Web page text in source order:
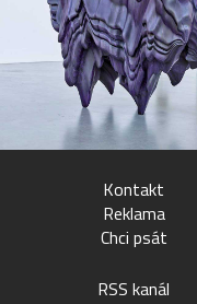
Kontakt
Reklama
Chci psát
RSS kanál